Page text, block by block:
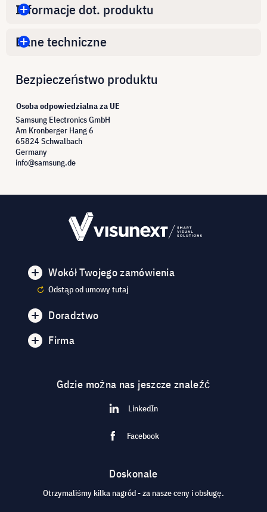
Informacje dot. produktu
Dane techniczne
Bezpieczeństwo produktu
Osoba odpowiedzialna za UE
Samsung Electronics GmbH
Am Kronberger Hang 6
65824 Schwalbach
Germany
info@samsung.de
Wokół Twojego zamówienia
Odstąp od umowy tutaj
Doradztwo
Firma
Gdzie można nas jeszcze znaleźć
LinkedIn
Facebook
Doskonale
Otrzymaliśmy kilka nagród - za nasze ceny i obsługę.